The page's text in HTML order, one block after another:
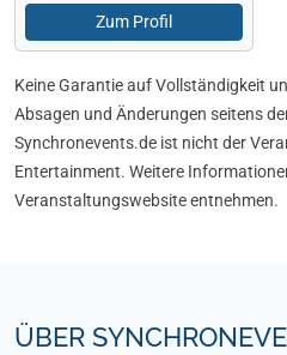
Zum Profil
Keine Garantie auf Vollständigkeit
Absagen und Änderungen seitens
Synchronevents.de ist nicht der
Entertainment. Weitere
Veranstaltungswebsite entnehmen.
ÜBER